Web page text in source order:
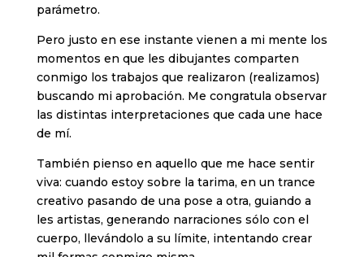
parámetro.
Pero justo en ese instante vienen a mi mente los
momentos en que les dibujantes comparten
conmigo los trabajos que realizaron (realizamos)
buscando mi aprobación. Me congratula observar
las distintas interpretaciones que cada une hace
de mí.
También pienso en aquello que me hace sentir
viva: cuando estoy sobre la tarima, en un trance
creativo pasando de una pose a otra, guiando a
les artistas, generando narraciones sólo con el
cuerpo, llevándolo a su límite, intentando crear